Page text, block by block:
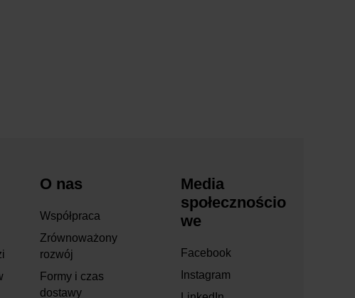
O nas
Współpraca
Zrównoważony
rozwój
Formy i czas
dostawy
Media
społecznościo
we
Facebook
Instagram